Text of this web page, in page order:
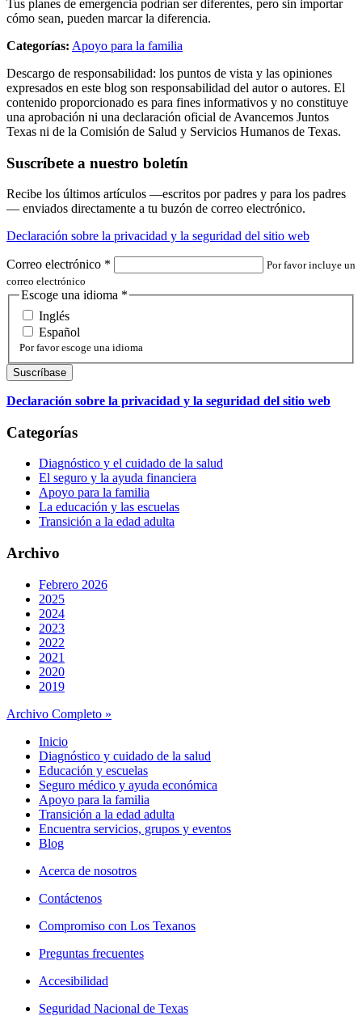
Tus planes de emergencia podrían ser diferentes, pero sin importar
cómo sean, pueden marcar la diferencia.
Categorías: Apoyo para la familia
Descargo de responsabilidad: los puntos de vista y las opiniones
expresados en este blog son responsabilidad del autor o autores. El
contenido proporcionado es para fines informativos y no constituye
una aprobación ni una declaración oficial de Avancemos Juntos
Texas ni de la Comisión de Salud y Servicios Humanos de Texas.
Suscríbete a nuestro boletín
Recibe los últimos artículos —escritos por padres y para los padres
— enviados directamente a tu buzón de correo electrónico.
Declaración sobre la privacidad y la seguridad del sitio web
Correo electrónico *
Por favor incluye un
correo electrónico
Escoge una idioma *
Inglés
Español
Por favor escoge una idioma
Declaración sobre la privacidad y la seguridad del sitio web
Categorías
Diagnóstico y el cuidado de la salud
El seguro y la ayuda financiera
Apoyo para la familia
La educación y las escuelas
Transición a la edad adulta
Archivo
Febrero 2026
2025
2024
2023
2022
2021
2020
2019
Archivo Completo »
Inicio
Diagnóstico y cuidado de la salud
Educación y escuelas
Seguro médico y ayuda económica
Apoyo para la familia
Transición a la edad adulta
Encuentra servicios, grupos y eventos
Blog
Acerca de nosotros
Contáctenos
Compromiso con Los Texanos
Preguntas frecuentes
Accesibilidad
Seguridad Nacional de Texas